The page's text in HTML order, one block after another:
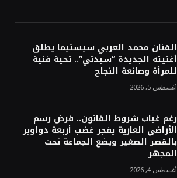
الفنان محمد العربي سيستيما يطلق
أغنيته الجديدة “سيدتي”.. تحية فنية
للمرأة وصانعة النجاح
أغسطس 5, 2026
رغم غياب شروط القانون.. فرض رسم
الأراضي العارية يفجر غضب أربعة دواوير
بالقصر الصغير ويضع الجماعة تحت
المجهر
أغسطس 4, 2026